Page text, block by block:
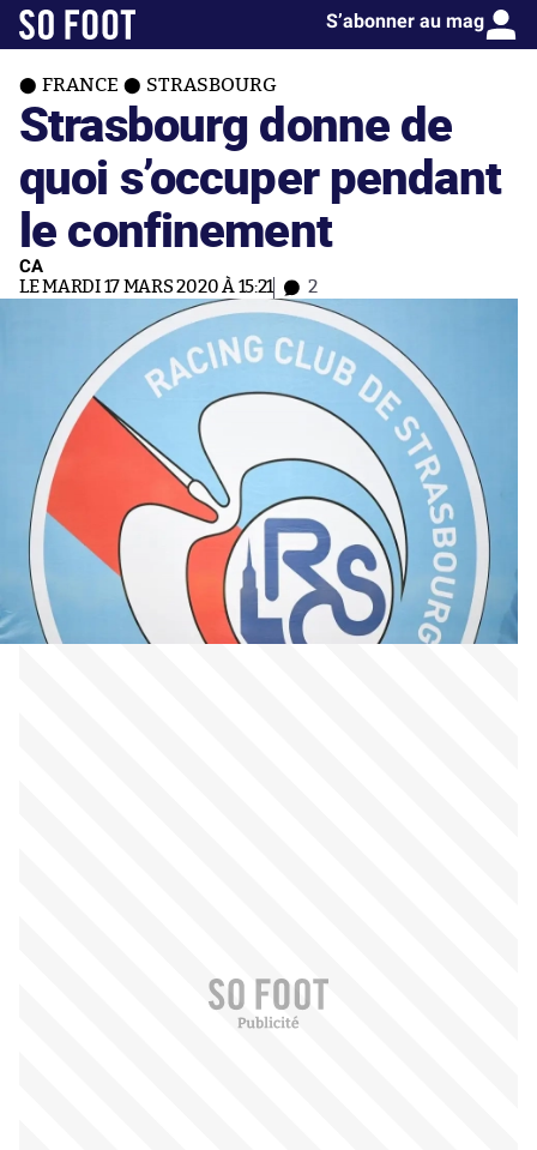
S’abonner au mag
FRANCE STRASBOURG
Strasbourg donne de
quoi s’occuper pendant
le confinement
CA
LE MARDI 17 MARS 2020 À 15:21 2